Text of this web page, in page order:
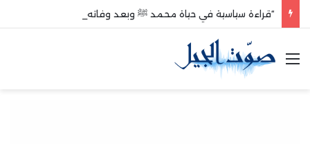
“قراءة سياسية في حياة محمد ﷺ وبعد وفاته”
القائمة